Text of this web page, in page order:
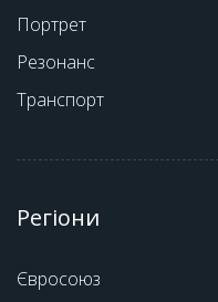
Портрет
Резонанс
Транспорт
Регіони
Євросоюз